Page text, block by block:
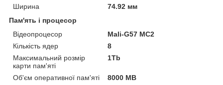
Ширина
74.92 мм
Пам'ять і процесор
Відеопроцесор
Mali-G57 MC2
Кількість ядер
8
Максимальний розмір
карти пам'яті
1Tb
Об'єм оперативної пам'яті
8000 MB